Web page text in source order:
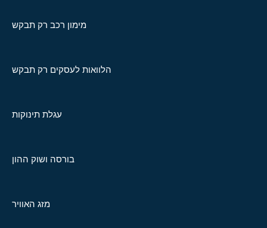
מימון רכב רק תבקש
הלוואות לעסקים רק תבקש
עגלת תינוקות
בורסה ושוק ההון
מזג האוויר